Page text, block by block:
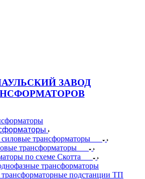
ЗАВОД
трансформаторы
трансформаторы
по схеме Скотта
трансформаторы